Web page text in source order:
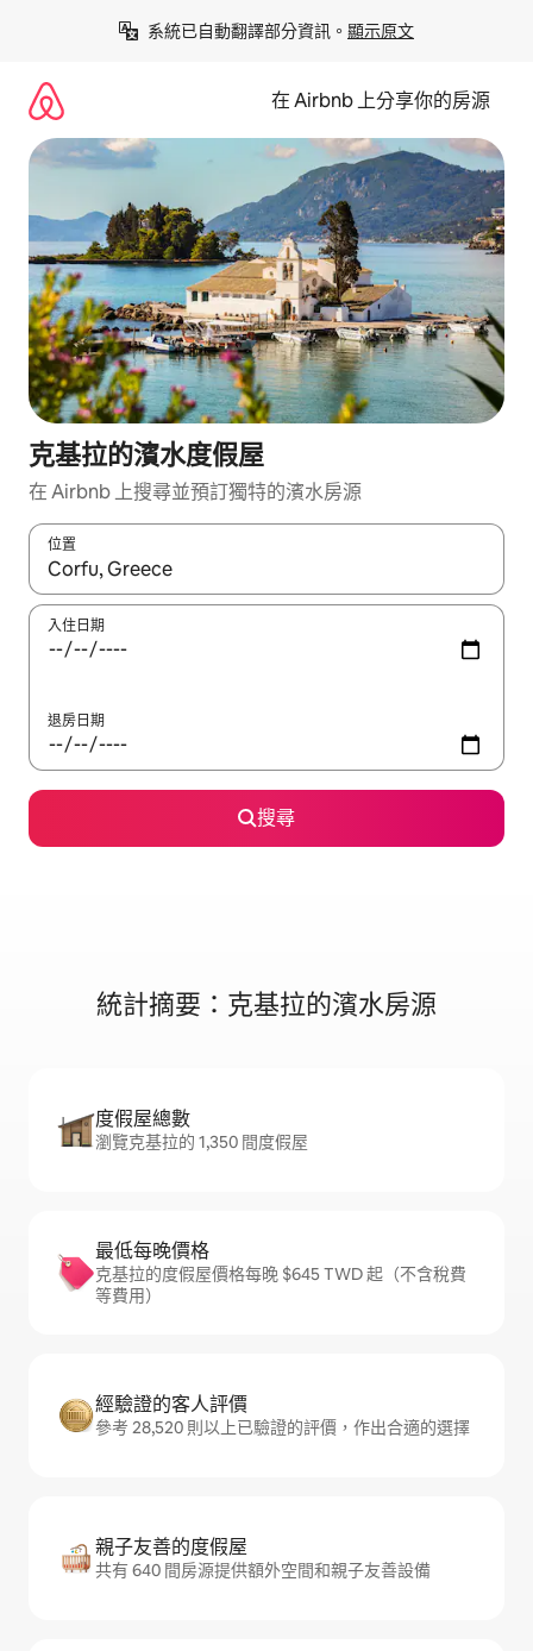
系統已自動翻譯部分資訊。 顯示原文
在 Airbnb 上分享你的房源
克基拉的濱水度假屋
在 Airbnb 上搜尋並預訂獨特的濱水房源
位置
如有搜尋結果，瀏覽內容時請使用上下箭頭，或輕點、滑動裝置。
入住日期
退房日期
搜尋
統計摘要：克基拉的濱水房源
度假屋總數
瀏覽克基拉的 1,350 間度假屋
最低每晚價格
克基拉的度假屋價格每晚 $645 TWD 起（不含稅費
等費用）
經驗證的客人評價
參考 28,520 則以上已驗證的評價，作出合適的選擇
親子友善的度假屋
共有 640 間房源提供額外空間和親子友善設備